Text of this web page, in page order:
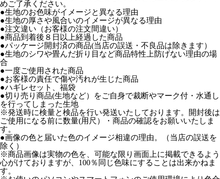
めご了承ください。
●生地のお色味がイメージと異なる理由
●生地の厚さや風合いのイメージが異なる理由
●注文違い（お客様の注文間違い）
●商品到着後８日以上経過した商品
●パッケージ開封済の商品(当店の誤送・不良品は除きます）
●生地のシワや畳んだ折り目など商品特性上防げない理由の場
合
●一度ご使用された商品
●お客様の責任で傷や汚れが生じた商品
●ハギレセット、福袋
●切り売り商品(生地など）をご自身で裁断やマーク付・水通し
を行ってしまった生地
※発送時に検量と検品を行い発送いたしております。開封後は
ご使用になる前に数量(用尺）・商品の確認をお願いいたしま
す。
●画像の色と届いた色のイメージ相違の理由。（当店の誤送を
除く）
※商品画像は実物の色を、可能な限り画面上に掲載できるよう
心がけておりますが、100％同じ色味にすることは出来かねま
す。